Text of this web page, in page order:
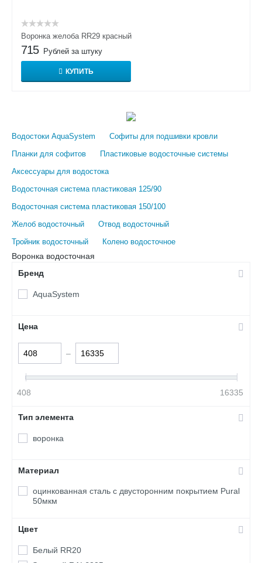
Воронка желоба RR29 красный
715 Рублей за штуку
КУПИТЬ
Водостоки AquaSystem
Софиты для подшивки кровли
Планки для софитов
Пластиковые водосточные системы
Аксессуары для водостока
Водосточная система пластиковая 125/90
Водосточная система пластиковая 150/100
Желоб водосточный
Отвод водосточный
Тройник водосточный
Колено водосточное
Воронка водосточная
Бренд
AquaSystem
Цена
–
408 16335
Тип элемента
воронка
Материал
оцинкованная сталь с двусторонним покрытием Pural
50мкм
Цвет
Белый RR20